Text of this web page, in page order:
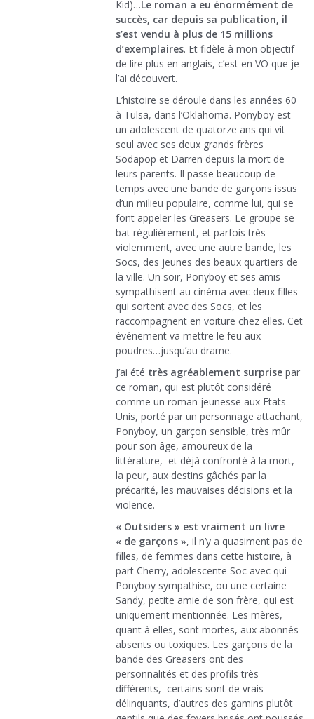
Kid)…Le roman a eu énormément de
succès, car depuis sa publication, il
s’est vendu à plus de 15 millions
d’exemplaires. Et fidèle à mon objectif
de lire plus en anglais, c’est en VO que je
l’ai découvert.
L’histoire se déroule dans les années 60
à Tulsa, dans l’Oklahoma. Ponyboy est
un adolescent de quatorze ans qui vit
seul avec ses deux grands frères
Sodapop et Darren depuis la mort de
leurs parents. Il passe beaucoup de
temps avec une bande de garçons issus
d’un milieu populaire, comme lui, qui se
font appeler les Greasers. Le groupe se
bat régulièrement, et parfois très
violemment, avec une autre bande, les
Socs, des jeunes des beaux quartiers de
la ville. Un soir, Ponyboy et ses amis
sympathisent au cinéma avec deux filles
qui sortent avec des Socs, et les
raccompagnent en voiture chez elles. Cet
événement va mettre le feu aux
poudres…jusqu’au drame.
J’ai été très agréablement surprise par
ce roman, qui est plutôt considéré
comme un roman jeunesse aux Etats-
Unis, porté par un personnage attachant,
Ponyboy, un garçon sensible, très mûr
pour son âge, amoureux de la
littérature, et déjà confronté à la mort,
la peur, aux destins gâchés par la
précarité, les mauvaises décisions et la
violence.
« Outsiders » est vraiment un livre
« de garçons », il n’y a quasiment pas de
filles, de femmes dans cette histoire, à
part Cherry, adolescente Soc avec qui
Ponyboy sympathise, ou une certaine
Sandy, petite amie de son frère, qui est
uniquement mentionnée. Les mères,
quant à elles, sont mortes, aux abonnés
absents ou toxiques. Les garçons de la
bande des Greasers ont des
personnalités et des profils très
différents, certains sont de vrais
délinquants, d’autres des gamins plutôt